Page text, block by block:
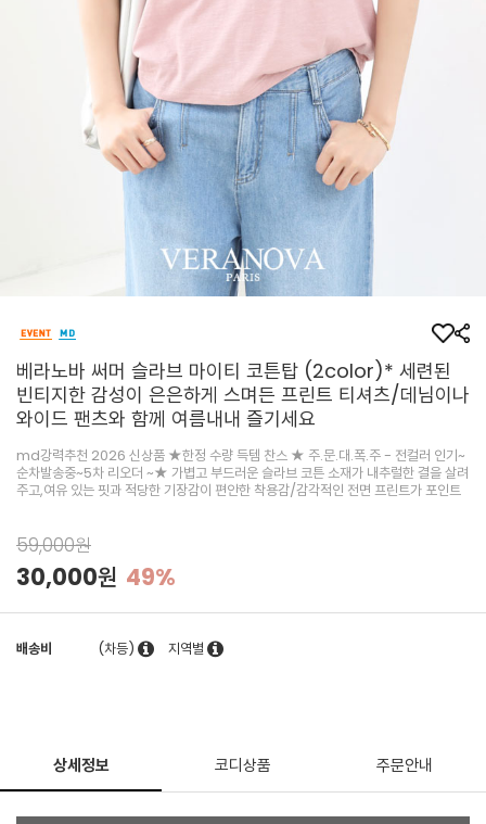
베라노바 써머 슬라브 마이티 코튼탑 (2color)* 세련된
빈티지한 감성이 은은하게 스며든 프린트 티셔츠/데님이나
와이드 팬츠와 함께 여름내내 즐기세요
md강력추천 2026 신상품 ★한정 수량 득템 찬스 ★ 주.문.대.폭.주 - 전컬러 인기~
순차발송중~5차 리오더 ~★ 가볍고 부드러운 슬라브 코튼 소재가 내추럴한 결을 살려
주고,여유 있는 핏과 적당한 기장감이 편안한 착용감/감각적인 전면 프린트가 포인트
59,000원
30,000원 49%
배송비 (차등) 지역별
상세정보 코디상품 주문안내